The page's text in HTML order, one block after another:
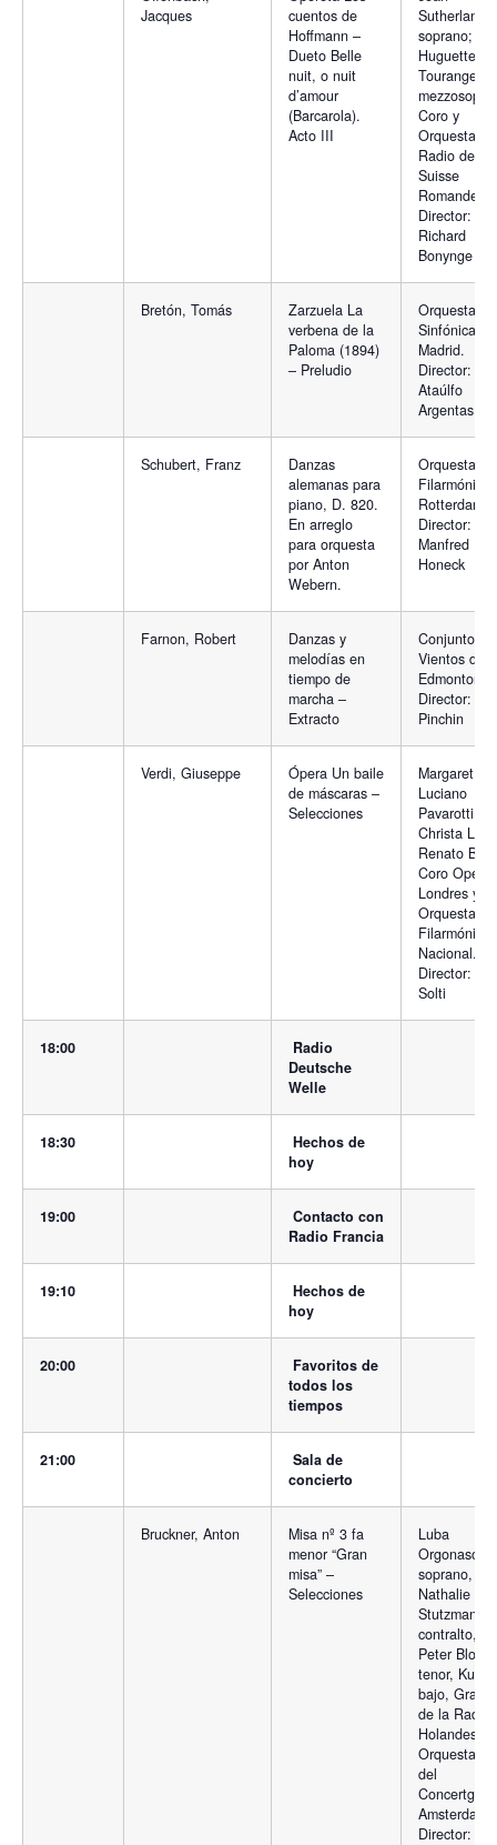
Jacques
cuentos de
Hoffmann –
Dueto Belle
nuit, o nuit
d’amour
(Barcarola).
Acto III
Sutherland,
soprano;
Huguette
Tourangeau,
Coro y
Orquesta
Radio de la
Suisse
Romande;
Director:
Richard
Bonynge
Bretón, Tomás
Zarzuela La
verbena de la
Paloma (1894)
– Preludio
Orquesta
Sinfónica de
Madrid.
Director:
Ataúlfo
Argentas
Schubert, Franz
Danzas
alemanas para
piano, D. 820.
En arreglo
para orquesta
por Anton
Webern.
Orquesta
Filarmónica
Rotterdam.
Director:
Manfred
Honeck
Farnon, Robert
Danzas y
melodías en
tiempo de
marcha –
Extracto
Conjunto de
Vientos de
Edmonton;
Director:
Pinchin
Verdi, Giuseppe
Ópera Un baile
de máscaras –
Selecciones
Margaret
Luciano
Pavarotti,
Christa
Renato
Coro Opera
Londres y
Orquesta
Filarmónica
Nacional.
Director:
Solti
18:00
Radio
Deutsche
Welle
18:30
Hechos de
hoy
19:00
Contacto con
Radio Francia
19:10
Hechos de
hoy
20:00
Favoritos de
todos los
tiempos
21:00
Sala de
concierto
Bruckner, Anton
Misa nº 3 fa
menor “Gran
misa” –
Selecciones
Luba
Orgonasova,
soprano,
Nathalie
Stutzmann,
contralto,
Peter
tenor, Kurt
bajo, Gran
de la Radio
Holandesa y
Orquesta
del
Amsterdam.
Director: